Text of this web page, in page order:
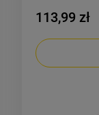
113,99 zł